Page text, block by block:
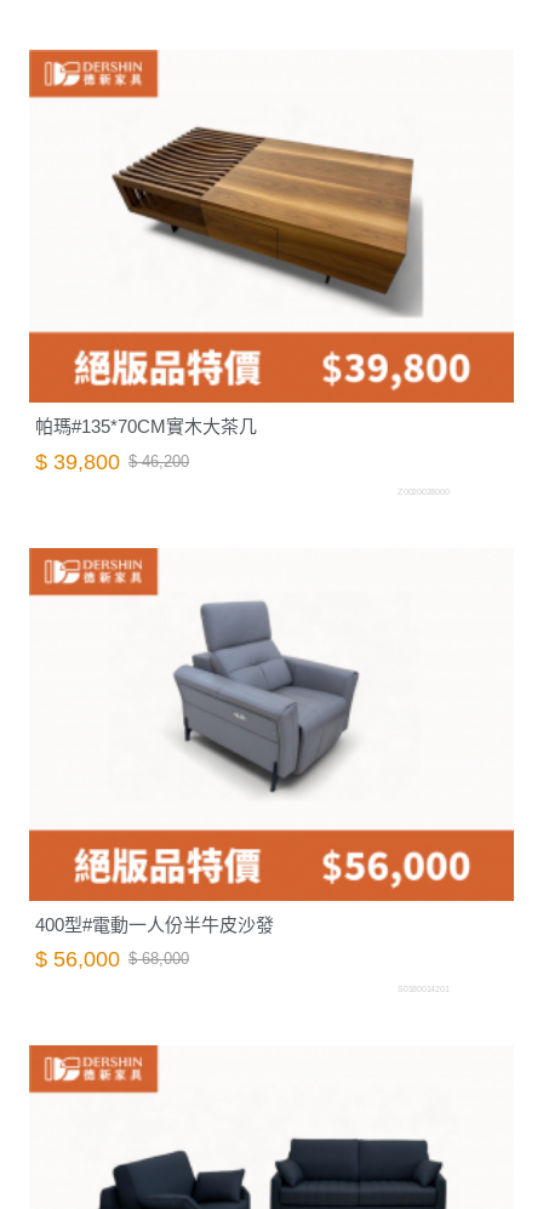
帕瑪#135*70CM實木大茶几
$ 39,800 $ 46,200
Z0020028000
400型#電動一人份半牛皮沙發
$ 56,000 $ 68,000
S0180014201